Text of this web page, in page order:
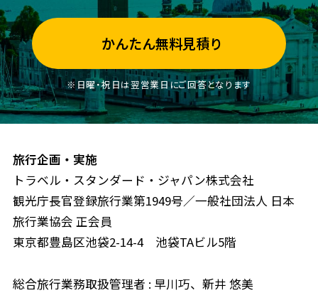
かんたん無料見積り
※日曜・祝日は翌営業日にご回答となります
旅行企画・実施
トラベル・スタンダード・ジャパン株式会社
観光庁長官登録旅行業第1949号／一般社団法人 日本
旅行業協会 正会員
東京都豊島区池袋2-14-4 池袋TAビル5階
総合旅行業務取扱管理者 : 早川巧、新井 悠美